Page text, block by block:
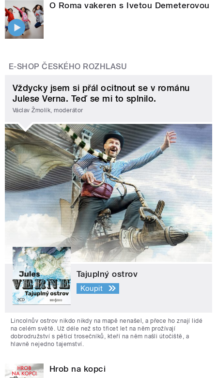
O Roma vakeren s Ivetou Demeterovou
E-SHOP ČESKÉHO ROZHLASU
Vždycky jsem si přál ocitnout se v románu
Julese Verna. Teď se mi to splnilo.
Václav Žmolík, moderátor
Tajuplný ostrov
Koupit
Lincolnův ostrov nikdo nikdy na mapě nenašel, a přece ho znají lidé
na celém světě. Už déle než sto třicet let na něm prožívají
dobrodružství s pěticí trosečníků, kteří na něm našli útočiště, a
hlavně nejedno tajemství.
Hrob na kopci